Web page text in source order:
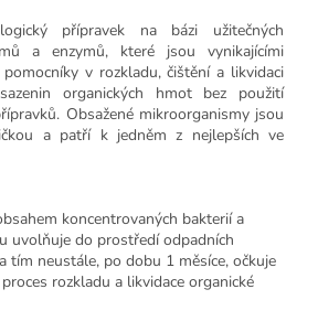
přípravek na bázi užitečných
a enzymů, které jsou vynikajícími
v rozkladu, čištění a likvidaci
organických hmot bez použití
Obsažené mikroorganismy jsou
a patří k jedněm z nejlepších ve
koncentrovaných bakterií a
uvolňuje do prostředí odpadních
tím neustále, po dobu 1 měsíce, očkuje
rozkladu a likvidace organické